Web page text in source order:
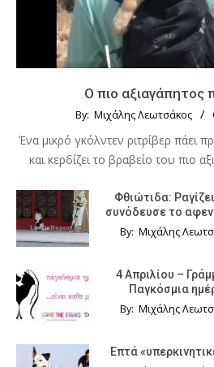
Ο πιο αξιαγάπητος
By: Μιχάλης Λεωτσάκος
Ένα μικρό γκόλντεν ριτρίβερ πάει
και κερδίζει το βραβείο του πιο
Φθιώτιδα:
συνόδευσε το
By: Μιχάλης
4 Απριλίου –
Παγκόσμια
By: Μιχάλης
Επτά